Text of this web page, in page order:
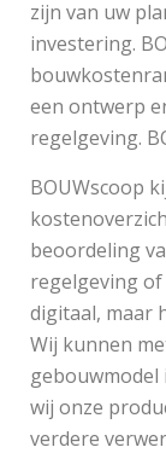
zijn van uw
investering.
een ontwerp
regelgeving.
BOUWscoop
beoordeling
regelgeving
digitaal, maar
Wij kunnen
gebouwmodel
wij onze
verdere